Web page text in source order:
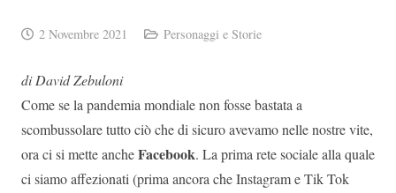
2 Novembre 2021 Personaggi e Storie
di David Zebuloni
Come se la pandemia mondiale non fosse bastata a
scombussolare tutto ciò che di sicuro avevamo nelle nostre vite,
ora ci si mette ancheFacebook. La prima rete sociale alla quale
ci siamo affezionati (prima ancora che Instagram e Tik Tok